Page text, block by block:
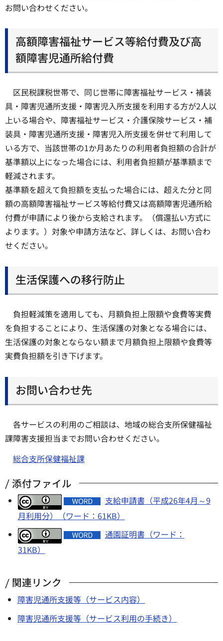
お問い合わせください。
高額障害福祉サービス等給付費及び高
額障害児通所給付費
区民税課税世帯で、同じ世帯に障害福祉サービス・補装
具・障害児通所支援・障害児入所支援を利用する方が2人以
上いる場合や、障害福祉サービス・介護保険サービス・補
装具・障害児通所支援・障害児入所支援を併せて利用して
いる方で、当該世帯の1か月あたりの利用者負担額の合計が
基準額以上になった場合には、利用者負担額が基準額まで
軽減されます。
基準額を超えて負担額を支払った場合には、超えた分と同
額の高額障害福祉サービス等給付費又は高額障害児通所給
付費が申請により後から支給されます。（償還払い方式に
よります。）対象や申請方法など、詳しくは、お問い合わ
せください。
生活保護への移行防止
負担軽減策を適用しても、月額負担上限額や食費等実費
を負担することにより、生活保護の対象となる場合には、
生活保護の対象とならない額まで月額負担上限額や食費等
実費負担額を引き下げます。
お問い合わせ先
各サービスの利用のご相談は、地域の総合支所保健福祉
課障害支援担当までお問い合わせください。
総合支所保健福祉課
添付ファイル
支給申請書（平成26年4月～9
月利用分）（ワード：61KB）
通園証明書（ワード：
31KB）
関連リンク
障害児通所支援等（サービス内容）
障害児通所支援等（サービス利用の手続き）